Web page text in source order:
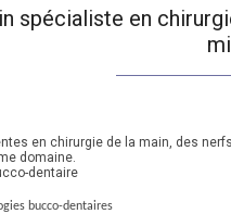
spécialiste en
en chirurgie de la main, des
domaine.
dentaire
bucco-dentaires